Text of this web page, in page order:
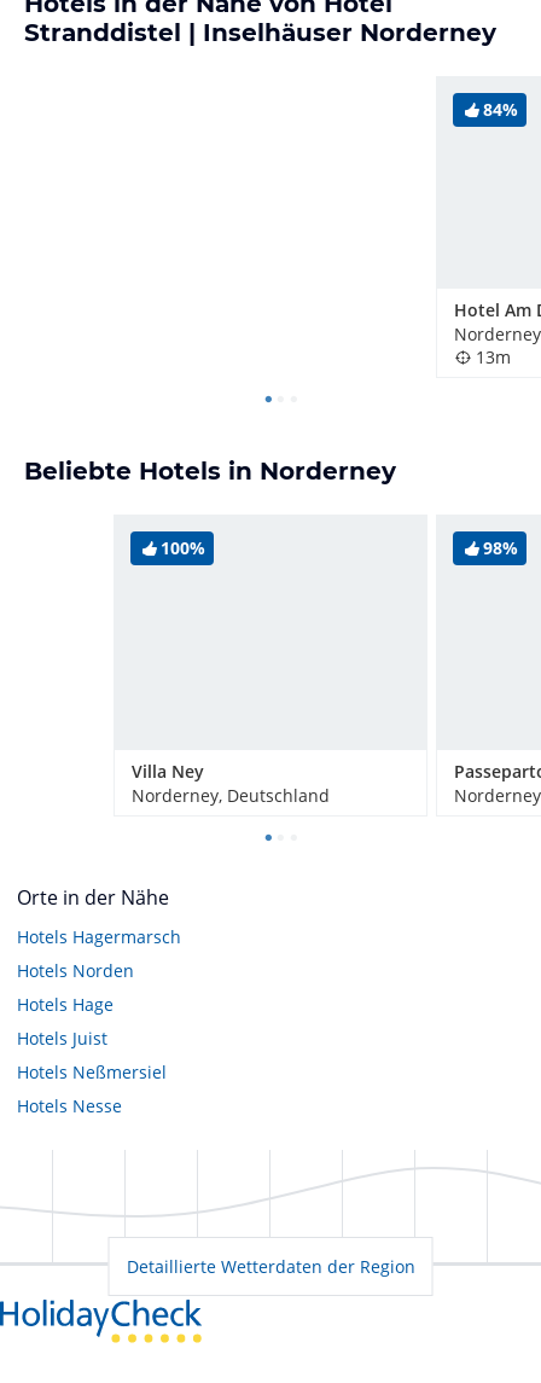
Stranddistel | Inselhäuser Norderney
84%
13m
Beliebte Hotels in Norderney
100%
Villa Ney
Norderney, Deutschland
98%
Orte in der Nähe
Hotels Hagermarsch
Hotels Norden
Hotels Hage
Hotels Juist
Hotels Neßmersiel
Hotels Nesse
Detaillierte Wetterdaten der Region